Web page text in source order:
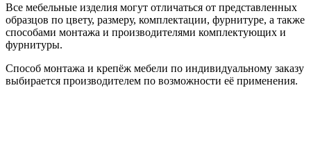
Все мебельные изделия могут отличаться от представленных
образцов по цвету, размеру, комплектации, фурнитуре, а также
способами монтажа и производителями комплектующих и
фурнитуры.
Способ монтажа и крепёж мебели по индивидуальному заказу
выбирается производителем по возможности её применения.